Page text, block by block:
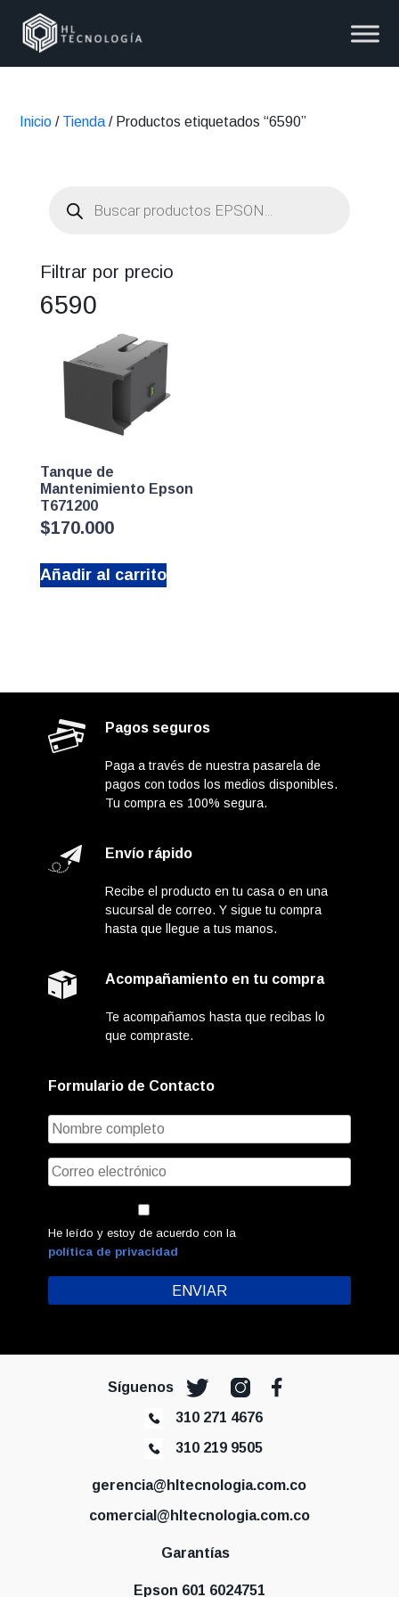
Inicio / Tienda / Productos etiquetados “6590”
productos
Filtrar por precio
6590
Tanque de
Mantenimiento Epson
T671200
$170.000
Añadir al carrito
Pagos seguros
Paga a través de nuestra pasarela de
pagos con todos los medios disponibles.
Tu compra es 100% segura.
Envío rápido
Recibe el producto en tu casa o en una
sucursal de correo. Y sigue tu compra
hasta que llegue a tus manos.
Acompañamiento en tu compra
Te acompañamos hasta que recibas lo
que compraste.
Formulario de Contacto
He leído y estoy de acuerdo con la
política de privacidad
Síguenos
310 271 4676
310 219 9505
gerencia@hltecnologia.com.co
comercial@hltecnologia.com.co
Garantías
Epson 601 6024751